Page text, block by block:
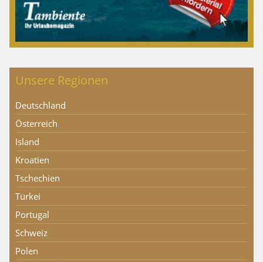
Unsere Regionen
Deutschland
Österreich
Island
Kroatien
Tschechien
Türkei
Portugal
Schweiz
Polen